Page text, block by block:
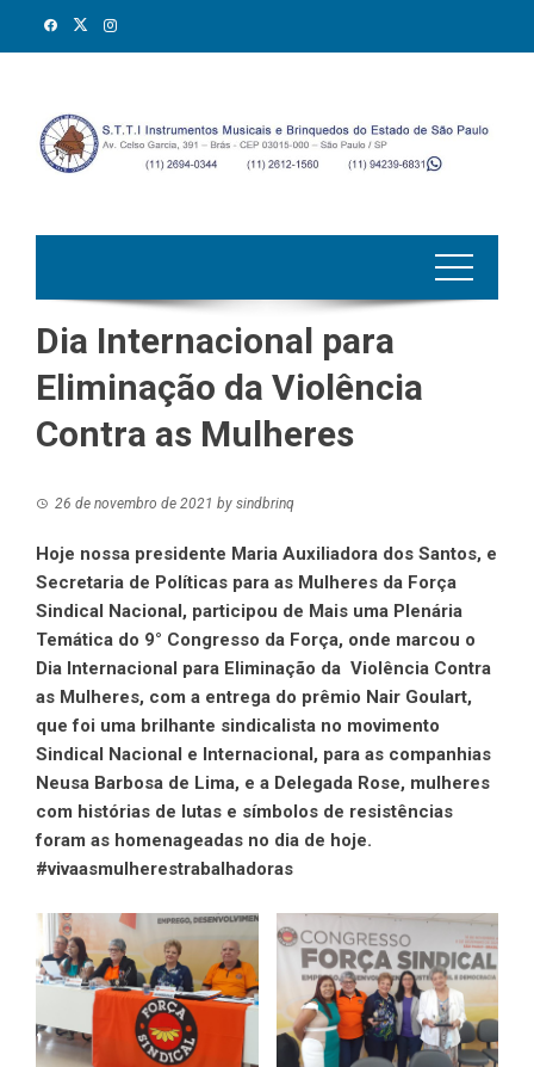
Dia Internacional para
Eliminação da Violência
Contra as Mulheres
26 de novembro de 2021 by sindbrinq
Hoje nossa presidente Maria Auxiliadora dos Santos, e
Secretaria de Políticas para as Mulheres da Força
Sindical Nacional, participou de Mais uma Plenária
Temática do 9° Congresso da Força, onde marcou o
Dia Internacional para Eliminação da Violência Contra
as Mulheres, com a entrega do prêmio Nair Goulart,
que foi uma brilhante sindicalista no movimento
Sindical Nacional e Internacional, para as companhias
Neusa Barbosa de Lima, e a Delegada Rose, mulheres
com histórias de lutas e símbolos de resistências
foram as homenageadas no dia de hoje.
#vivaasmulherestrabalhadoras